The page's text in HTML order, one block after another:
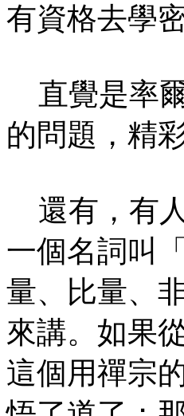
有資格去學
直覺是率
的問題，精
還有，有
一個名詞叫
量、比量、
來講。如果
這個用禪宗